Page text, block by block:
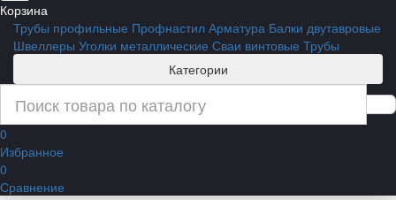
Корзина
Трубы профильные Профнастил Арматура Балки двутавровые
Швеллеры Уголки металлические Сваи винтовые Трубы
Категории
0
Избранное
0
Сравнение